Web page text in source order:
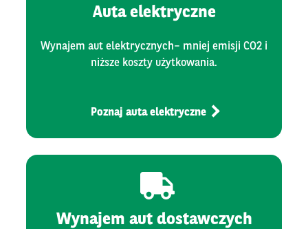
Auta elektryczne
Wynajem aut elektrycznych– mniej emisji CO2 i
niższe koszty użytkowania.
Poznaj auta elektryczne
Wynajem aut dostawczych